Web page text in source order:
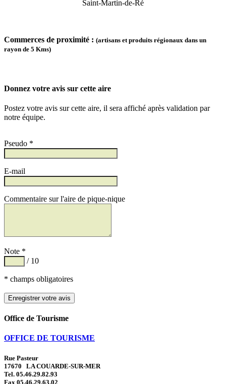
Saint-Martin-de-Ré
Commerces de proximité : (artisans et produits régionaux dans un
rayon de 5 Kms)
Donnez votre avis sur cette aire
Postez votre avis sur cette aire, il sera affiché après validation par
notre équipe.
Pseudo *
E-mail
Commentaire sur l'aire de pique-nique
Note *
/ 10
* champs obligatoires
Office de Tourisme
OFFICE DE TOURISME
Rue Pasteur
17670 LA COUARDE-SUR-MER
Tel. 05.46.29.82.93
Fax 05.46.29.63.02